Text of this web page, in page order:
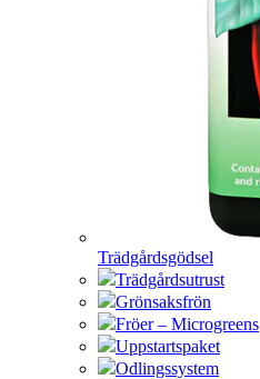
Trädgårdsgödsel
Trädgårdsutrust
Grönsaksfrön
Fröer – Microgreens
Uppstartspaket
Odlingssystem